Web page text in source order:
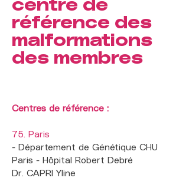
centre de
référence des
malformations
des membres
Centres de référence :
75. Paris
- Département de Génétique CHU
Paris - Hôpital Robert Debré
Dr. CAPRI Yline